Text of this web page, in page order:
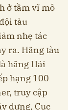
ở tầm vĩ mô
tàu
nhẹ tác
ra. Hãng tàu
hãng Hải
hạng 100
truy cập
dựng, Cục